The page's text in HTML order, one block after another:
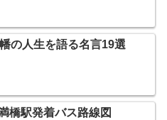
の人生を語る名言19選
橋駅発着バス路線図